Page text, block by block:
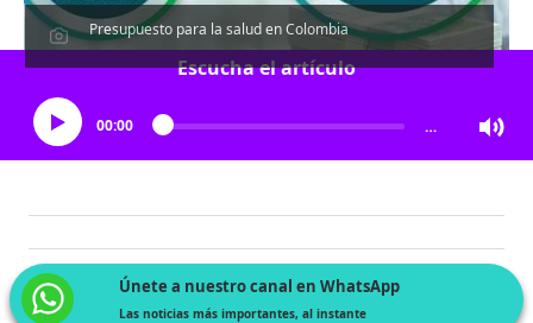
Presupuesto para la salud en Colombia
Escucha el artículo
00:00 …
Únete a nuestro canal en WhatsApp
Las noticias más importantes, al instante